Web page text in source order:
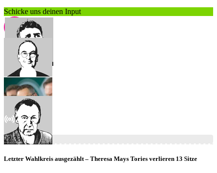
Schicke uns deinen Input
22:33
Letzter Wahlkreis ausgezählt – Theresa Mays Tories verlieren 13 Sitze